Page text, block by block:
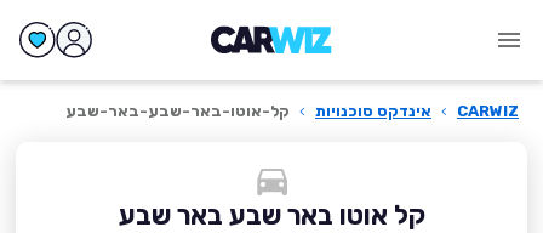
CARWIZ
› אינדקס סוכנויות › קל-אוטו-באר-שבע-באר-שבע
קל אוטו באר שבע באר שבע